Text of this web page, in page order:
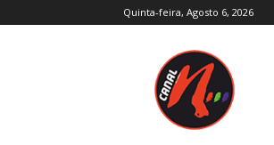
Quinta-feira, Agosto 6, 2026